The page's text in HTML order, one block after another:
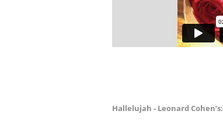
Hallelujah - Leonard Cohen’s: